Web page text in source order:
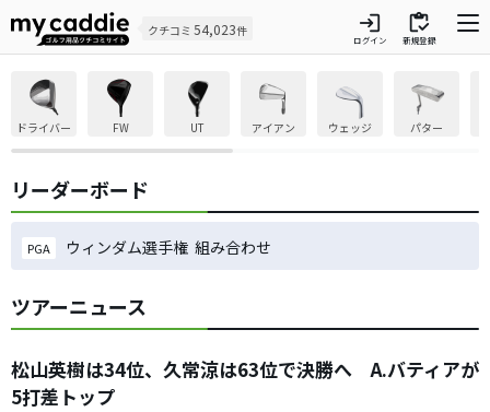
クチコミ 54,023件 login
ログイン
inventory
新規登録
ドライバー FW UT アイアン ウェッジ パター
リーダーボード
PGA ウィンダム選手権 組み合わせ
ツアーニュース
松山英樹は34位、久常涼は63位で決勝へ A.バティアが
5打差トップ